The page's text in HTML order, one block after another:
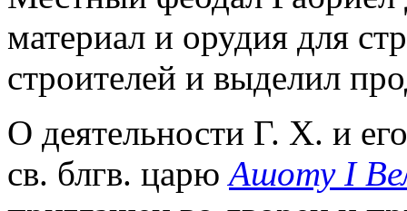
материал и орудия для
строителей и выделил
О деятельности Г. Х. и
св. блгв. царюАшоту I